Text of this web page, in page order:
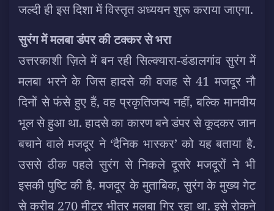
जल्दी ही इस दिशा में विस्तृत अध्ययन शुरू कराया जाएगा.
सुरंग में मलबा डंपर की टक्कर से भरा
उत्तरकाशी ज़िले में बन रही सिल्क्यारा-डंडालगांव सुरंग में
मलबा भरने के जिस हादसे की वजह से 41 मजदूर नौ
दिनों से फंसे हुए हैं, वह प्रकृतिजन्य नहीं, बल्कि मानवीय
भूल से हुआ था. हादसे का कारण बने डंपर से कूदकर जान
बचाने वाले मजदूर ने ‘दैनिक भास्कर’ को यह बताया है.
उससे ठीक पहले सुरंग से निकले दूसरे मजदूरों ने भी
इसकी पुष्टि की है. मजदूर के मुताबिक, सुरंग के मुख्य गेट
से करीब 270 मीटर भीतर मलबा गिर रहा था. इसे रोकने